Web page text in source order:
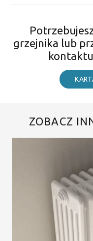
grzejnika lub
ZOBACZ